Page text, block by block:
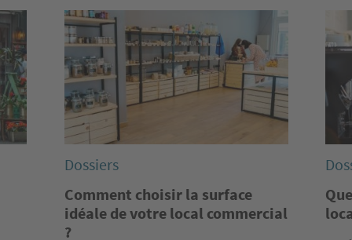
Image
Dossiers
Comment choisir la surface
idéale de votre local commercial
?